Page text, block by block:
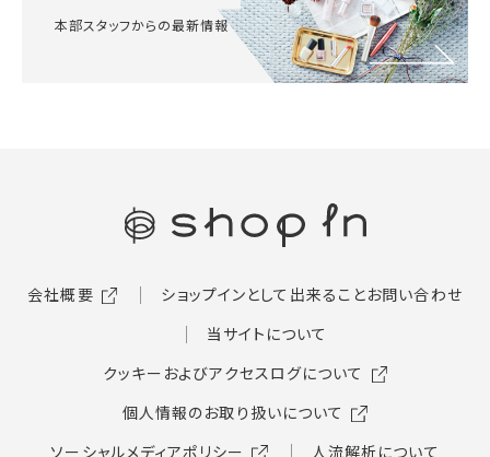
本部スタッフからの最新情報
会社概要 ショップインとして出来ることお問い合わせ
当サイトについて
クッキーおよびアクセスログについて
個人情報のお取り扱いについて
ソーシャルメディアポリシー
人流解析について